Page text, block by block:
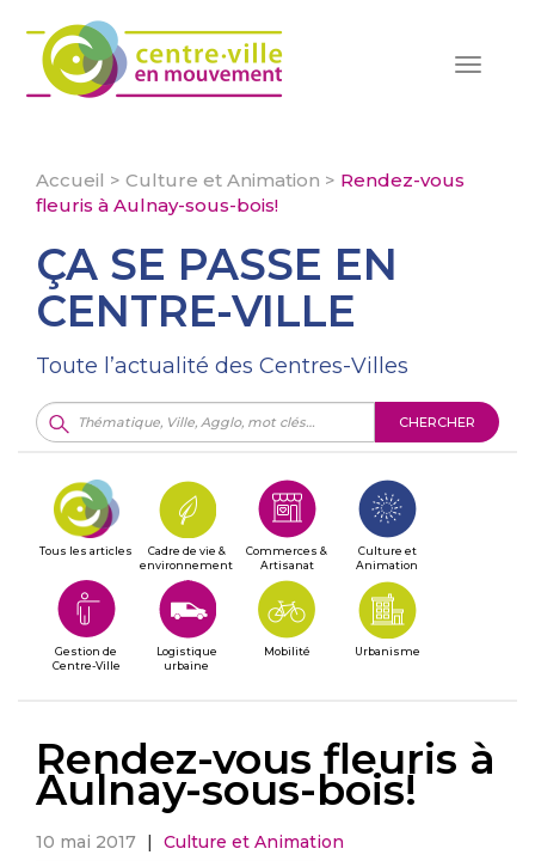
Toggle
Accueil > Culture et Animation > Rendez-vous
fleuris à Aulnay-sous-bois!
ÇA SE PASSE EN
CENTRE-VILLE
Toute l’actualité des Centres-Villes
CHERCHER
Tous les articles
Cadre de vie &
environnement
Commerces &
Artisanat
Culture et
Animation
Gestion de
Centre-Ville
Logistique
urbaine
Mobilité Urbanisme
Rendez-vous fleuris à
Aulnay-sous-bois!
10 mai 2017 |
Culture et Animation